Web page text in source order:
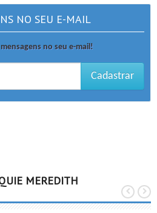
NO SEU E-MAIL
no seu e-mail!
Cadastrar
MEREDITH